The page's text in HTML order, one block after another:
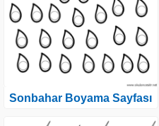
Sonbahar Boyama Sayfası